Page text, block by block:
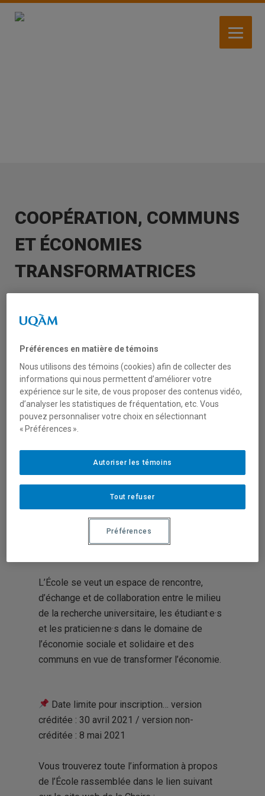
Aller
COOPÉRATION, COMMUNS
ET ÉCONOMIES
TRANSFORMATRICES
TRANSFORMATRICES
Notre collègueDan Furukawa Marques
professeur à l’Université Laval, vous invite à
découvrir la programmation préliminaire de la
1è édition de l’École d’été Coopération,
communs et économies transformatrices,
organisée par la Chaire Alban D’Amours en
L’École d’été c’est :
27 OBNL, coopératives, associations et
institutions de l’économie sociale et solidaire
L’École se veut un espace de rencontre,
d’échange et de collaboration entre le milieu
de la recherche universitaire, les étudiant·e·s
et les praticien·ne·s dans le domaine de
l’économie sociale et solidaire et des
communs en vue de transformer l’économie.
Date limite pour inscription… version
créditée : 30 avril 2021 / version non-
créditée : 8 mai 2021
Vous trouverez toute l’information à propos
de l’École rassemblée dans le lien suivant
Préférences en matière de témoins
Nous utilisons des témoins (cookies) afin de collecter des
informations qui nous permettent d’améliorer votre
expérience sur le site, de vous proposer des contenus vidéo,
d’analyser les statistiques de fréquentation, etc. Vous
pouvez personnaliser votre choix en sélectionnant
« Préférences ».
Tout refuser
Autoriser les témoins
Préférences